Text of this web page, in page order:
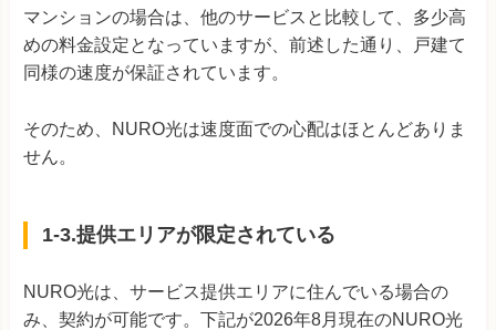
マンションの場合は、他のサービスと比較して、多少高
めの料金設定となっていますが、前述した通り、戸建て
同様の速度が保証されています。
そのため、NURO光は速度面での心配はほとんどありま
せん。
1-3.提供エリアが限定されている
NURO光は、サービス提供エリアに住んでいる場合の
み、契約が可能です。下記が2026年8月現在のNURO光